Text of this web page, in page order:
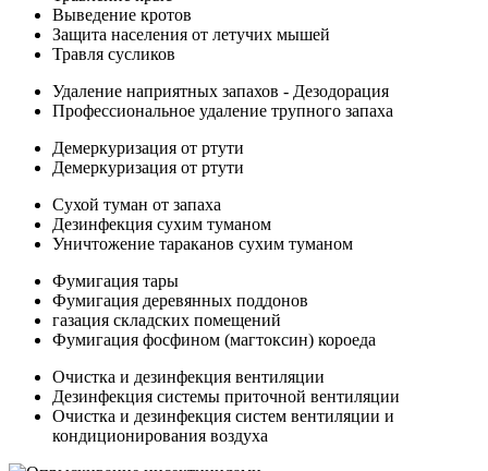
Выведение кротов
Защита населения от летучих мышей
Травля сусликов
Удаление наприятных запахов - Дезодорация
Профессиональное удаление трупного запаха
Демеркуризация от ртути
Демеркуризация от ртути
Сухой туман от запаха
Дезинфекция сухим туманом
Уничтожение тараканов сухим туманом
Фумигация тары
Фумигация деревянных поддонов
газация складских помещений
Фумигация фосфином (магтоксин) короеда
Очистка и дезинфекция вентиляции
Дезинфекция системы приточной вентиляции
Очистка и дезинфекция систем вентиляции и
кондиционирования воздуха